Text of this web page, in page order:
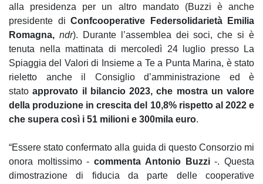
alla presidenza per un altro mandato (Buzzi è anche
presidente di Confcooperative Federsolidarietà Emilia
Romagna, ndr). Durante l’assemblea dei soci, che si è
tenuta nella mattinata di mercoledì 24 luglio presso La
Spiaggia del Valori di Insieme a Te a Punta Marina, è stato
rieletto anche il Consiglio d’amministrazione ed è
statoapprovato il bilancio 2023, che mostra un valore
della produzione in crescita del 10,8% rispetto al 2022 e
che supera così i 51 milioni e 300mila euro.
“Essere stato confermato alla guida di questo Consorzio mi
onora moltissimo -commenta Antonio Buzzi-. Questa
dimostrazione di fiducia da parte delle cooperative